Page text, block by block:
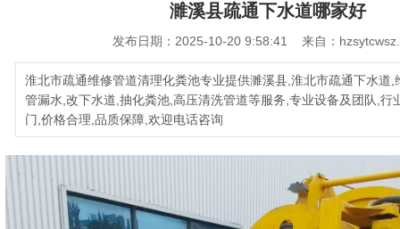
濉溪县疏通下水道哪家好
发布日期：2025-10-20 9:58:41 来自：
淮北市疏通维修管道清理化粪池专业提供濉溪县,淮北市疏通下水道,
管漏水,改下水道,抽化粪池,高压清洗管道等服务,专业设备及团队,行
门,价格合理,品质保障,欢迎电话咨询